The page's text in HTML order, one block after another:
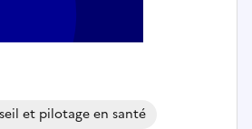
et pilotage en santé